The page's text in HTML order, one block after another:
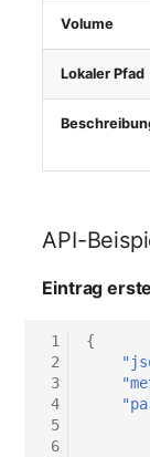
Virtueller Server
VoIP-Telefon
VRRP
VRRP/HSRP
WAN-Leitung
Wireless
Volume
Lokaler Pfad
API-
Eintrag
1
2
3
4
5
6
{